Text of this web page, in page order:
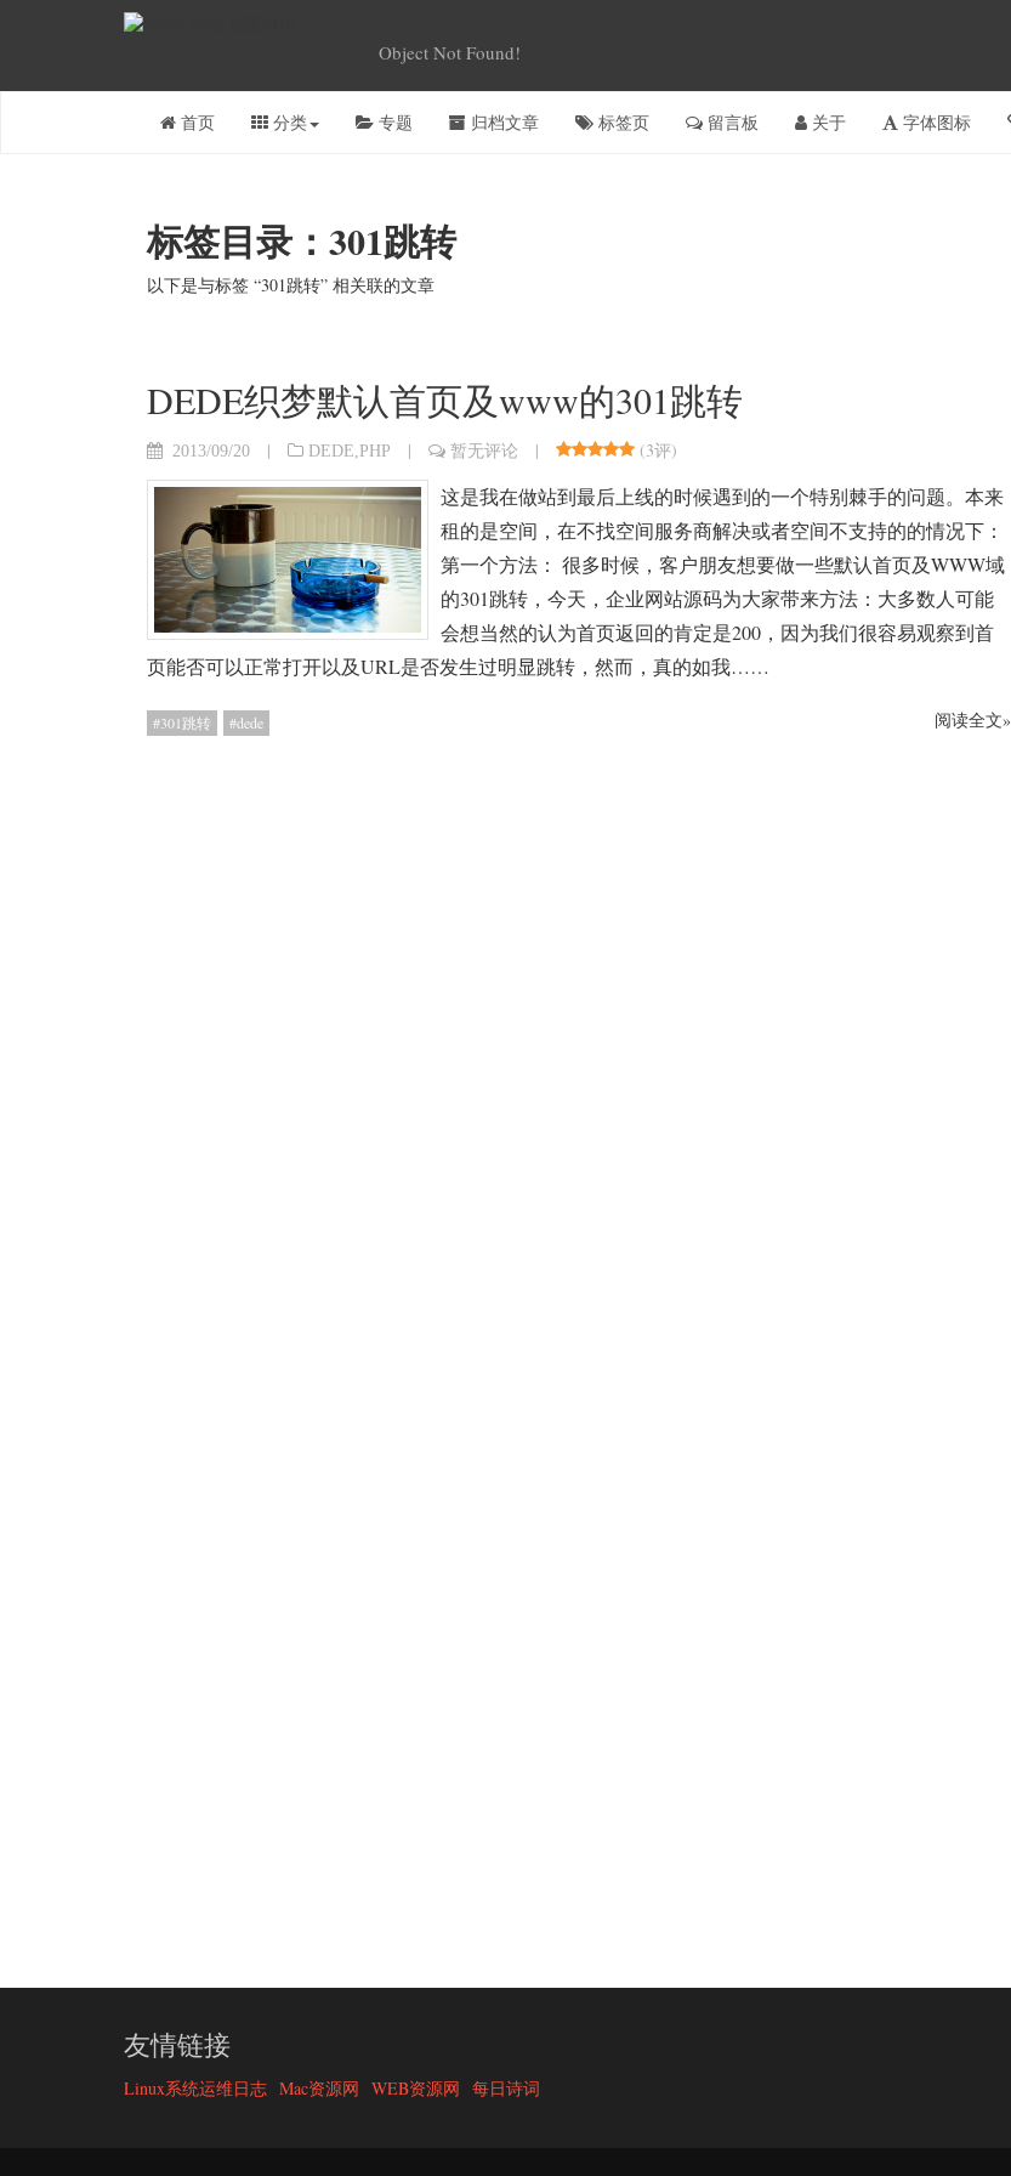
Object Not Found!
首页 分类 专题 归档文章 标签页 留言板 关于 字体图标
标签目录：301跳转
以下是与标签 “301跳转” 相关联的文章
DEDE织梦默认首页及www的301跳转
2013/09/20 | DEDE PHP | 暂无评论 | (3评)
这是我在做站到最后上线的时候遇到的一个特别棘手的问题。本来
租的是空间，在不找空间服务商解决或者空间不支持的的情况下：
第一个方法： 很多时候，客户朋友想要做一些默认首页及WWW域
的301跳转，今天，企业网站源码为大家带来方法：大多数人可能
会想当然的认为首页返回的肯定是200，因为我们很容易观察到首
页能否可以正常打开以及URL是否发生过明显跳转，然而，真的如我……
301跳转 dede 阅读全文»
友情链接
Linux系统运维日志 Mac资源网 WEB资源网 每日诗词